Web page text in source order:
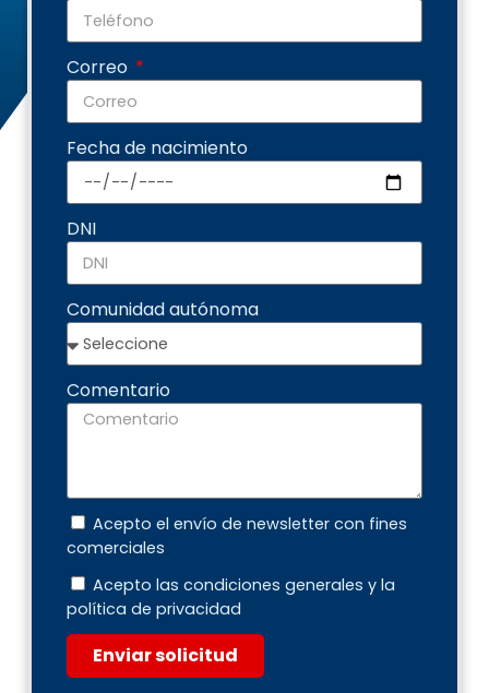
Correo
Fecha de nacimiento
DNI
Comunidad autónoma
Comentario
Acepto el envío de newsletter con fines
comerciales
Acepto las condiciones generales y la
política de privacidad
Enviar solicitud